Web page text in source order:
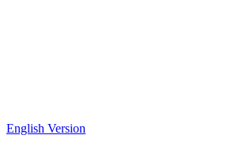
English Version